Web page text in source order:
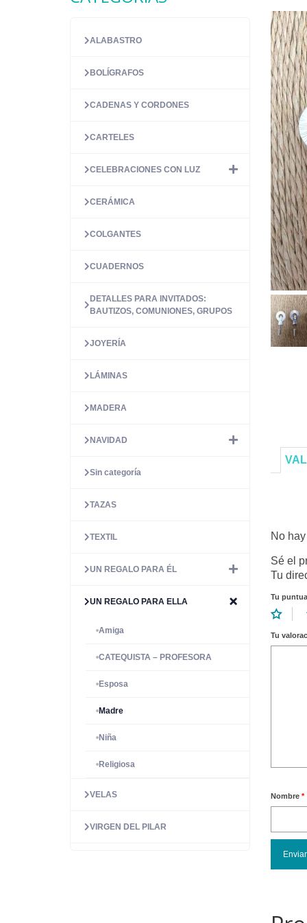
No
Sé el
Tu
Tu
Tu
Nombre *
ALABASTRO
BOLÍGRAFOS
CADENAS Y CORDONES
CARTELES
CELEBRACIONES CON LUZ
CERÁMICA
COLGANTES
CUADERNOS
DETALLES PARA INVITADOS:
BAUTIZOS, COMUNIONES, GRUPOS
JOYERÍA
LÁMINAS
MADERA
NAVIDAD
Sin categoría
TAZAS
TEXTIL
UN REGALO PARA ÉL
UN REGALO PARA ELLA
Amiga
CATEQUISTA – PROFESORA
Esposa
Madre
Niña
Religiosa
VELAS
VIRGEN DEL PILAR